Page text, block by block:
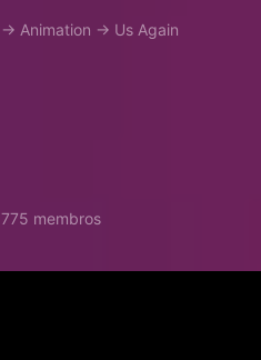
→ Animation → Us Again
775 membros